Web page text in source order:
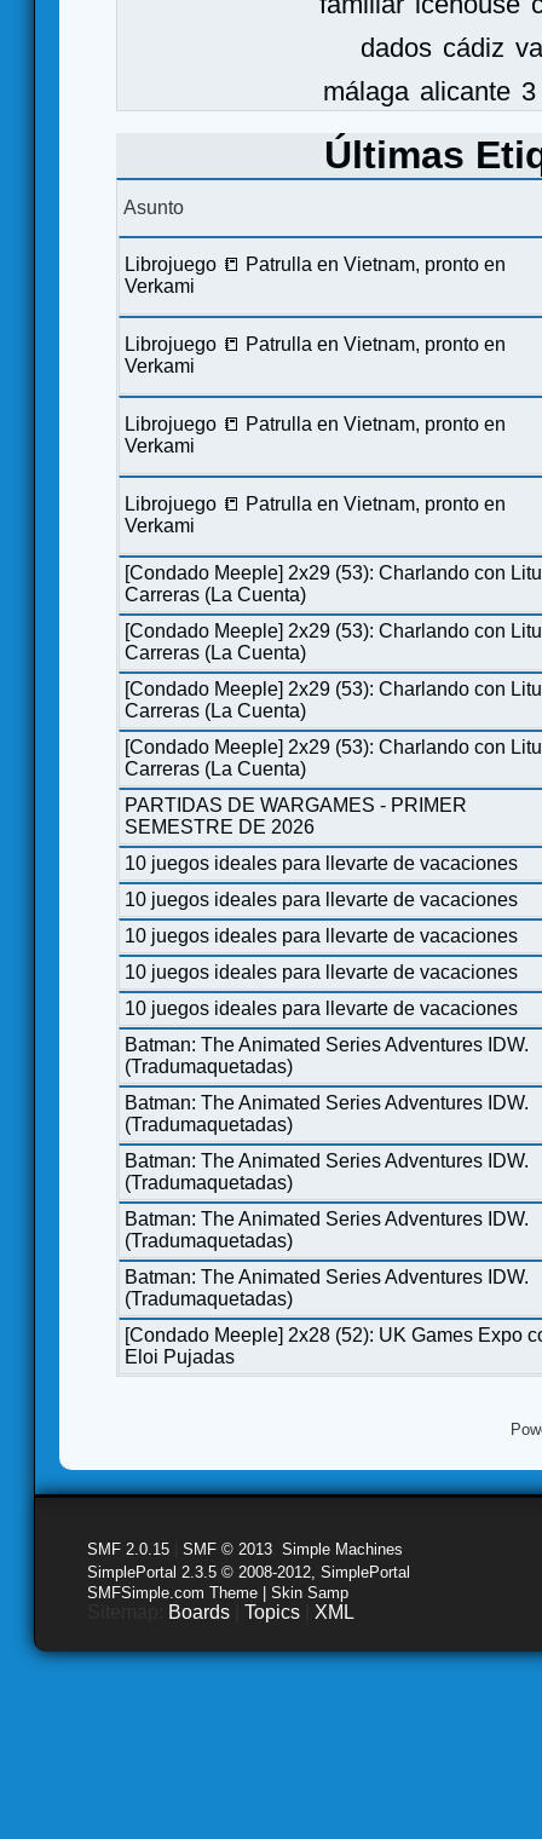
dados cádiz
málaga alicante
Últimas
Asunto
Librojuego 📒 Patrulla en Vietnam, pronto en
Verkami
Librojuego 📒 Patrulla en Vietnam, pronto en
Verkami
Librojuego 📒 Patrulla en Vietnam, pronto en
Verkami
Librojuego 📒 Patrulla en Vietnam, pronto en
Verkami
[Condado Meeple] 2x29 (53): Charlando con
Carreras (La Cuenta)
[Condado Meeple] 2x29 (53): Charlando con
Carreras (La Cuenta)
[Condado Meeple] 2x29 (53): Charlando con
Carreras (La Cuenta)
[Condado Meeple] 2x29 (53): Charlando con
Carreras (La Cuenta)
PARTIDAS DE WARGAMES - PRIMER
SEMESTRE DE 2026
10 juegos ideales para llevarte de vacaciones
10 juegos ideales para llevarte de vacaciones
10 juegos ideales para llevarte de vacaciones
10 juegos ideales para llevarte de vacaciones
10 juegos ideales para llevarte de vacaciones
Batman: The Animated Series Adventures IDW.
(Tradumaquetadas)
Batman: The Animated Series Adventures IDW.
(Tradumaquetadas)
Batman: The Animated Series Adventures IDW.
(Tradumaquetadas)
Batman: The Animated Series Adventures IDW.
(Tradumaquetadas)
Batman: The Animated Series Adventures IDW.
(Tradumaquetadas)
[Condado Meeple] 2x28 (52): UK Games Expo
Eloi Pujadas
SMF 2.0.15 SMF © 2013 Simple Machines
SimplePortal 2.3.5 © 2008-2012, SimplePortal
SMFSimple.com Theme | Skin Samp
Boards Topics XML